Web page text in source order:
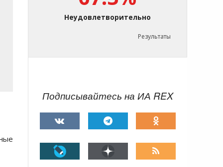
Неудовлетворительно
Результаты
Подписывайтесь на ИА REX